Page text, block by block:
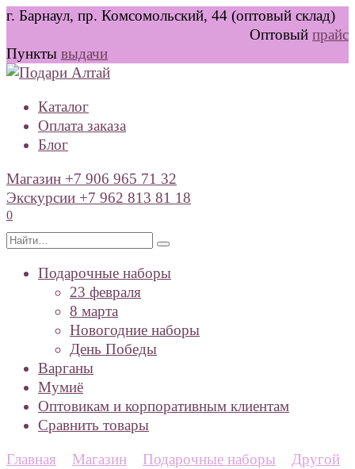
Перейти
содержанию
г. Барнаул, пр. Комсомольский, 44 (оптовый склад)
Оптовый прайс
Пункты выдачи
Каталог
Оплата заказа
Блог
Магазин +7 906 965 71 32
Экскурсии +7 962 813 81 18
0
Search
Подарочные наборы
23 февраля
8 марта
Новогодние наборы
День Победы
Варганы
Мумиё
Оптовикам и корпоративным клиентам
Сравнить товары
Главная Магазин Подарочные наборы
Другой